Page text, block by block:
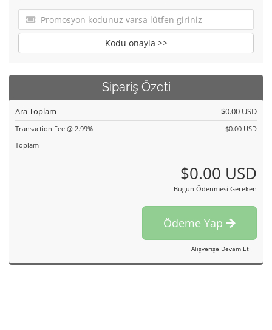
Kodu onayla >>
Sipariş Özeti
Ara Toplam $0.00 USD
Transaction Fee @ 2.99%
$0.00 USD
Toplam
$0.00 USD
Bugün Ödenmesi Gereken
Ödeme Yap
Alışverişe Devam Et